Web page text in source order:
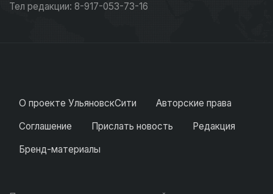
Тел редакции: 8-917-053-73-16
О проекте УльяновскСити
Авторские права
Соглашение
Прислать новость
Редакция
Бренд-материалы